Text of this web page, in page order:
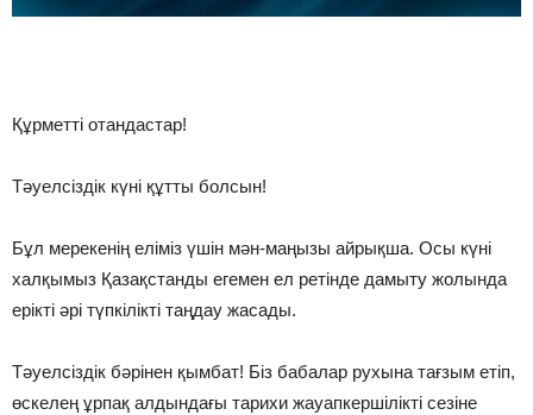
Құрметті отандастар!
Тәуелсіздік күні құтты болсын!
Бұл мерекенің еліміз үшін мән-маңызы айрықша. Осы күні
халқымыз Қазақстанды егемен ел ретінде дамыту жолында
ерікті әрі түпкілікті таңдау жасады.
Тәуелсіздік бәрінен қымбат! Біз бабалар рухына тағзым етіп,
өскелең ұрпақ алдындағы тарихи жауапкершілікті сезіне